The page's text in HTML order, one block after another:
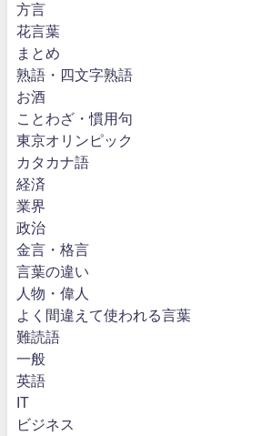
方言
花言葉
まとめ
熟語・四文字熟語
お酒
ことわざ・慣用句
東京オリンピック
カタカナ語
経済
業界
政治
金言・格言
言葉の違い
人物・偉人
よく間違えて使われる言葉
難読語
一般
英語
IT
ビジネス